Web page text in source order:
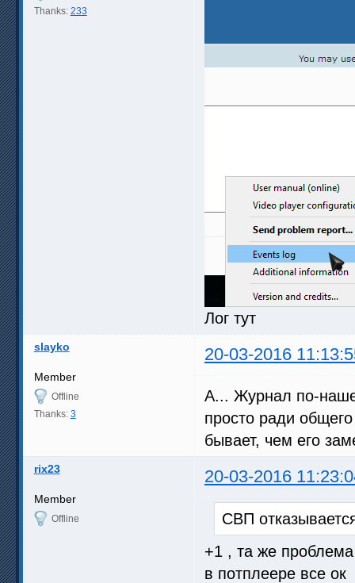
Thanks: 233
Лог тут
slayko 20-03-2016
Member
Offline
Thanks: 3
А... Журнал по-
просто ради
бывает, чем его
rix23 20-03-2016
Member
Offline
СВП
+1 , та же
в потплеере все ок